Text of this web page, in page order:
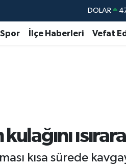
DOLAR
EURO
Spor İlçe Haberleri Vefat
kısa sürede